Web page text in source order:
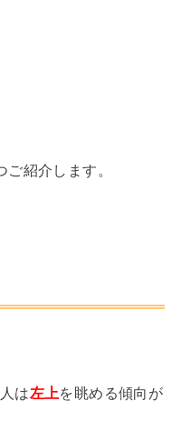
ご紹介します。
は左上を眺める傾向が